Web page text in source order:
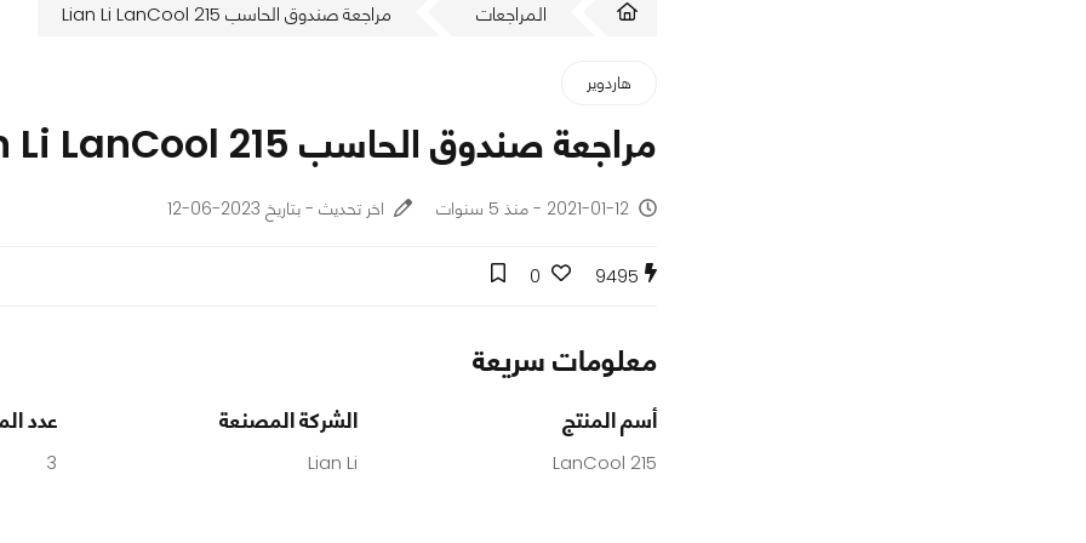
المراجعات مراجعة صندوق الحاسب Lian Li LanCool 215
هاردوير
مراجعة صندوق الحاسب Lian Li LanCool 215
2021-01-12 - منذ 5 سنوات اخر تحديث - بتاريخ 2023-06-12
9495
0
معلومات سريعة
أسم المنتج
LanCool 215
الشركة المصنعة
Lian Li
عدد
3